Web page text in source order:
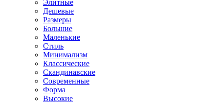
Элитные
Дешевые
Размеры
Большие
Маленькие
Стиль
Минимализм
Классические
Скандинавские
Современные
Форма
Высокие